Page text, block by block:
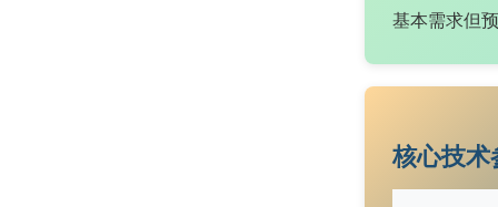
基本需求但
核心技术